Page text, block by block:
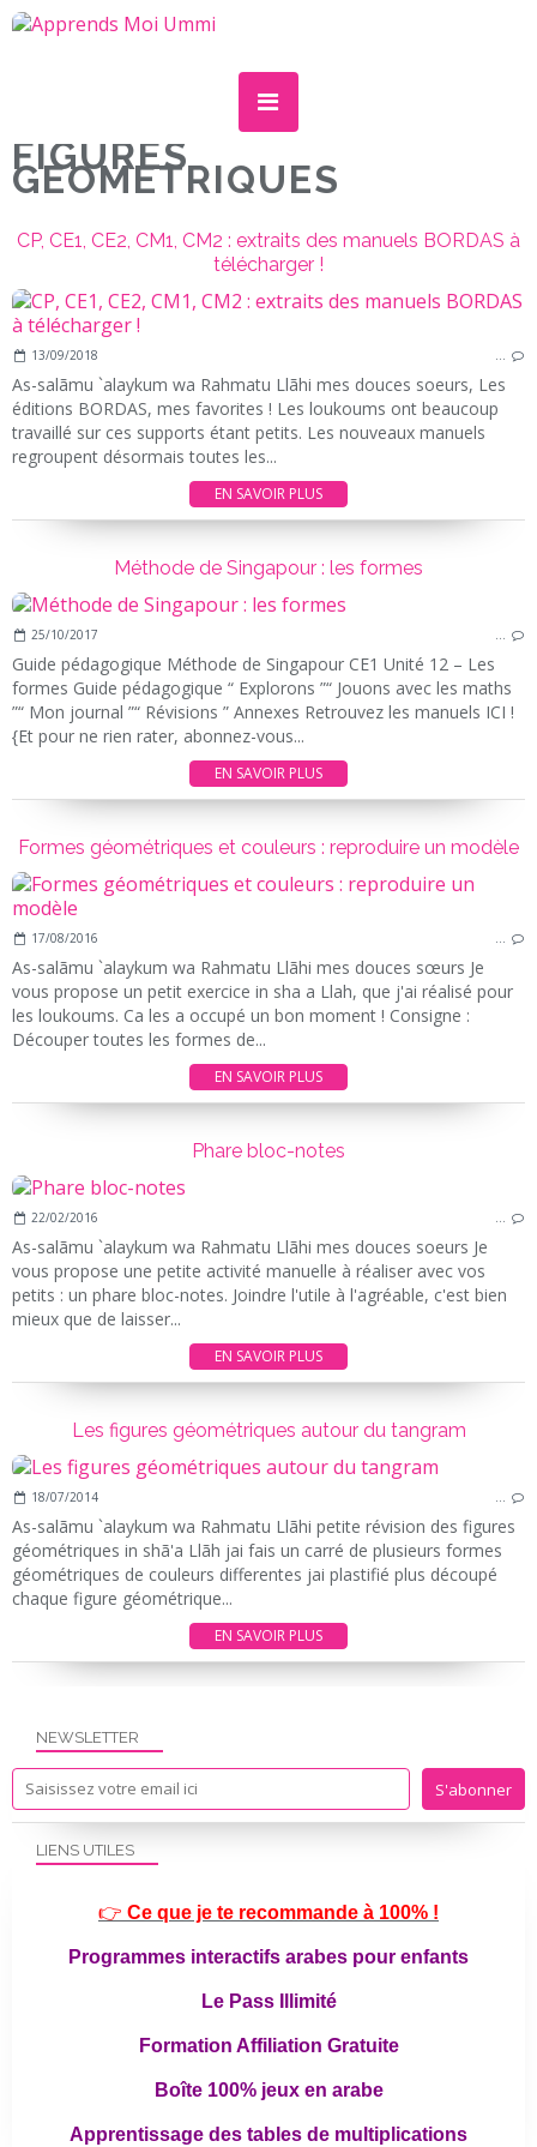
FIGURES
GEOMETRIQUES
CP, CE1, CE2, CM1, CM2 : extraits des manuels BORDAS à
télécharger !
13/09/2018 …
As-salãmu `alaykum wa Rahmatu Llãhi mes douces soeurs, Les
éditions BORDAS, mes favorites ! Les loukoums ont beaucoup
travaillé sur ces supports étant petits. Les nouveaux manuels
regroupent désormais toutes les...
EN SAVOIR PLUS
Méthode de Singapour : les formes
25/10/2017 …
Guide pédagogique Méthode de Singapour CE1 Unité 12 – Les
formes Guide pédagogique “ Explorons ”“ Jouons avec les maths
”“ Mon journal ”“ Révisions ” Annexes Retrouvez les manuels ICI !
{Et pour ne rien rater, abonnez-vous...
EN SAVOIR PLUS
Formes géométriques et couleurs : reproduire un modèle
17/08/2016 …
As-salãmu `alaykum wa Rahmatu Llãhi mes douces sœurs Je
vous propose un petit exercice in sha a Llah, que j'ai réalisé pour
les loukoums. Ca les a occupé un bon moment ! Consigne :
Découper toutes les formes de...
EN SAVOIR PLUS
Phare bloc-notes
22/02/2016 …
As-salãmu `alaykum wa Rahmatu Llãhi mes douces soeurs Je
vous propose une petite activité manuelle à réaliser avec vos
petits : un phare bloc-notes. Joindre l'utile à l'agréable, c'est bien
mieux que de laisser...
EN SAVOIR PLUS
Les figures géométriques autour du tangram
18/07/2014 …
As-salãmu `alaykum wa Rahmatu Llãhi petite révision des figures
géométriques in shã'a Llãh jai fais un carré de plusieurs formes
géométriques de couleurs differentes jai plastifié plus découpé
chaque figure géométrique...
EN SAVOIR PLUS
NEWSLETTER
LIENS UTILES
👉 Ce que je te recommande à 100% !
Programmes interactifs arabes pour enfants
Le Pass Illimité
Formation Affiliation Gratuite
Boîte 100% jeux en arabe
Apprentissage des tables de multiplications